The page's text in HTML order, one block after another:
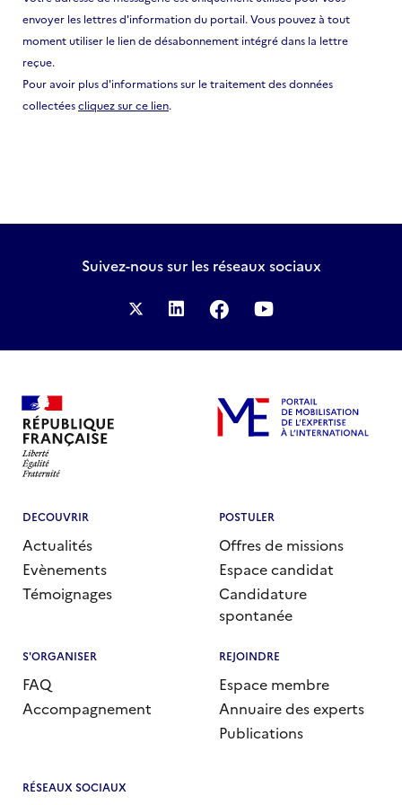
Energie
Formation professionnelle et insertion
ICC/Culture/Patrimoine
Innovation technologique
Paix/Stabilité/Sécurité
Santé
Sport et développement
Catégories d’actualités
-Actualités des experts
-Campagne de recrutement ETI
envoyer les lettres d'information du portail. Vous pouvez à tout
moment utiliser le lien de désabonnement intégré dans la lettre
reçue.
Pour avoir plus d'informations sur le traitement des données
collectéescliquez sur ce lien.
Suivez-noussur les réseaux sociaux
DECOUVRIR
Actualités
Evènements
Témoignages
POSTULER
Offres de missions
Espace candidat
Candidature
spontanée
S'ORGANISER
FAQ
Accompagnement
REJOINDRE
Espace membre
Annuaire des experts
Publications
RÉSEAUX SOCIAUX